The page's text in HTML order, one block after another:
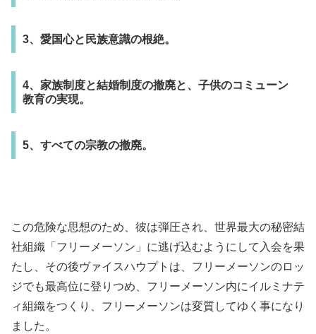
3、愛国心と民族意識の根絶。
4、家族制度と結婚制度の撤廃と、子供のコミューン
教育の実現。
5、すべての宗教の撤廃。
この危険な思想のため、彼は弾圧され、世界最大の秘密結
社組織「フリーメーソン」に逃げ込むようにして入会を果
たし、その後ヴァイスハウプトは、フリーメーソンのロッ
ジでも最高位に登りつめ、フリーメーソン内にイルミナテ
ィ組織をつくり、フリーメーソンは変質してゆく事になり
ました。